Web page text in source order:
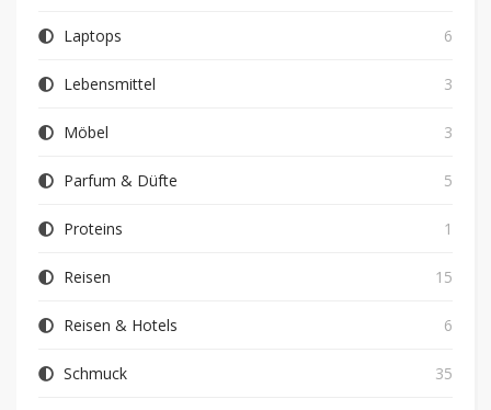
Laptops 6
Lebensmittel 3
Möbel 3
Parfum & Düfte 5
Proteins 1
Reisen 15
Reisen & Hotels 6
Schmuck 35